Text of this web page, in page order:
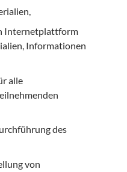
Internetplattform
Informationen
alle
des
von